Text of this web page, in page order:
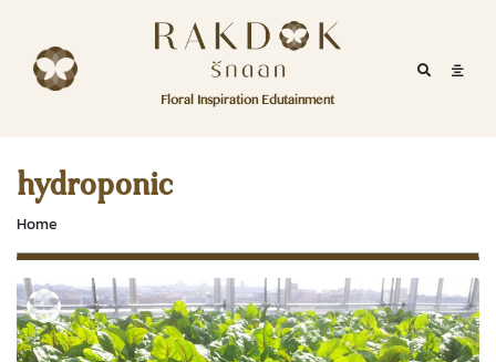
RakDok (รักดอก)
Floral Inspiration Edutainment
Mobile
RakDok
Menu
MAGAZINE
EDUTAINMENT
RAKDOK
MARKET
hydroponic
Home